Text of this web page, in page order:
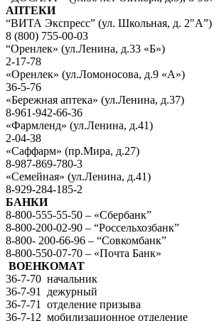
АПТЕКИ
“ВИТА Экспресс” (ул. Школьная, д. 2″А”)
8 (800) 755-00-03
“Оренлек» (ул.Ленина, д.33 «Б»)
2-17-78
«Оренлек» (ул.Ломоносова, д.9 «А»)
36-5-76
«Бережная аптека» (ул.Ленина, д.37)
8-961-942-66-36
«Фармленд» (ул.Ленина, д.41)
2-04-38
«Саффарм» (пр.Мира, д.27)
8-987-869-780-3
«Семейная» (ул.Ленина, д.41)
8-929-284-185-2
БАНКИ
8-800-555-55-50 – «Сбербанк”
8-800-200-02-90 – “Россельхозбанк”
8-800- 200-66-96 – “Совкомбанк”
8-800-550-07-70 – «Почта Банк»
ВОЕНКОМАТ
36-7-70 начальник
36-7-91 дежурный
36-7-71 отделение призыва
36-7-12 мобилизационное отделение